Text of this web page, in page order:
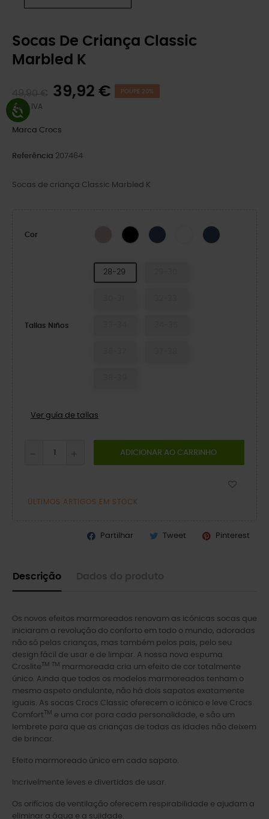
Socas De Criança Classic
Marbled K
39,92 € POUPE 20%
Com IVA
Marca Crocs
Referência 207464
Socas de criança Classic Marbled K
Cor Quartz/MultiPreto/BrancoMarinha/MultiSummit White/Multi
Navy/Turbo Teal
Tallas Niños
28-29
Ver guía de tallas
ADICIONAR AO CARRINHO
ÚLTIMOS ARTIGOS EM STOCK
Partilhar Tweet Pinterest
Descrição
Os novos efeitos marmoreados renovam as icónicas socas que
iniciaram a revolução do conforto em todo o mundo, adoradas
não só pelas crianças, mas também pelos pais, pelo seu
design fácil de usar e de limpar. A nossa nova espuma
CrosliteTM TM marmoreada cria um efeito de cor totalmente
único. Ainda que todos os modelos marmoreados tenham o
mesmo aspeto ondulante, não há dois sapatos exatamente
iguais. As socas Crocs Classic oferecem o icónico e leve Crocs
ComfortTM e uma cor para cada personalidade, e são um
lembrete para que as crianças de todas as idades não deixem
de brincar.
Efeito marmoreado único em cada sapato.
Incrivelmente leves e divertidas de usar.
Os orifícios de ventilação oferecem respirabilidade e ajudam a
eliminar a água e a sujidade.